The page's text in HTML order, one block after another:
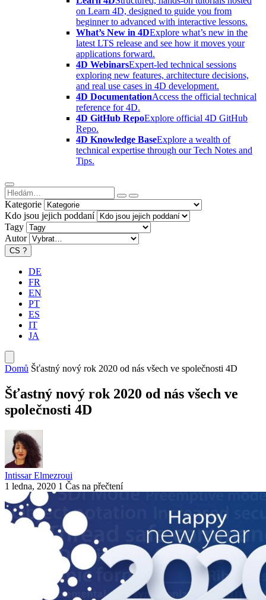
on Learn 4D, designed to guide you from
beginner to advanced with interactive lessons.
What’s New in 4DExplore what’s new in the
latest LTS release and see how it moves your
applications forward.
4D WebinarsExpert-led technical sessions
exploring new features, architecture decisions,
and real use cases in 4D development.
4D DocumentationAccess the official technical
reference for 4D.
4D GitHub RepoExplore official 4D GitHub
Repo.
4D Knowledge BaseExplore a wealth of
technical expertise through our Tech Notes and
Tips.
Kategorie
Kdo jsou jejich poddaní
Tagy
Autor
CS ?
DE
FR
EN
PT
ES
IT
JA
Domů Šťastný nový rok 2020 od nás všech ve společnosti 4D
Šťastný nový rok 2020 od nás všech ve
společnosti 4D
Intissar Elmezroui
1 ledna, 2020 1 Čas na přečtení